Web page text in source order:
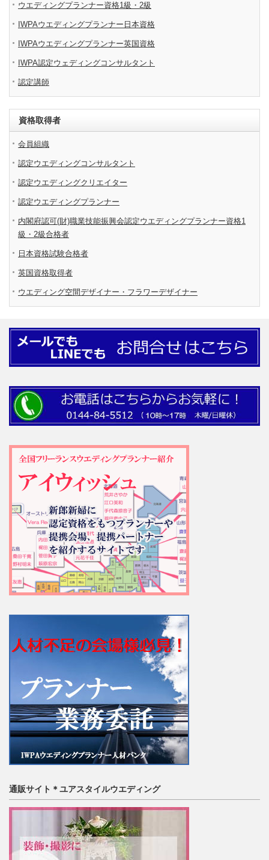
ウエディングプランナー資格1級・2級
IWPAウエディングプランナー日本資格
IWPAウエディングプランナー英国資格
IWPA認定ウェディングコンサルタント
認定講師
資格取得者
会員組織
認定ウエディングコンサルタント
認定ウエディングクリエイター
認定ウエディングプランナー
内閣府認可(財)職業技能振興会認定ウエディングプランナー資格1
級・2級合格者
日本資格試験合格者
英国資格取得者
ウエディング空間デザイナー・フラワーデザイナー
通販サイト＊ユアスタイルウエディング